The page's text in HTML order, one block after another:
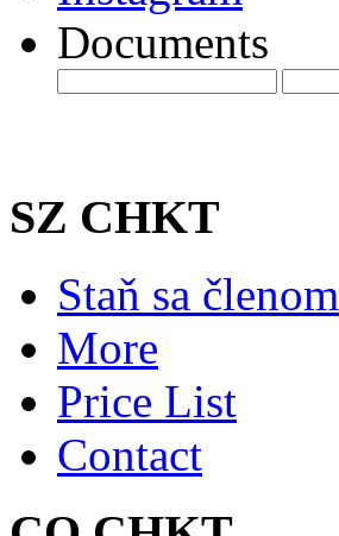
Documents
SZ CHKT
Staň sa členom
More
Price List
Contact